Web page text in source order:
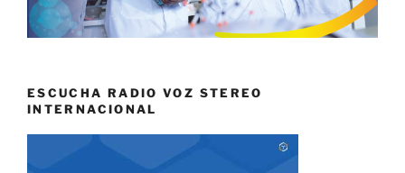
ESCUCHA RADIO VOZ STEREO
INTERNACIONAL